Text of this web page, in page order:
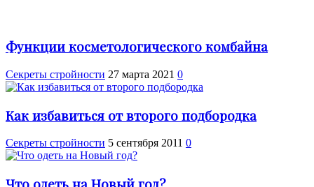
Функции косметологического комбайна
Секреты стройности 27 марта 2021 0
Как избавиться от второго подбородка
Секреты стройности 5 сентября 2011 0